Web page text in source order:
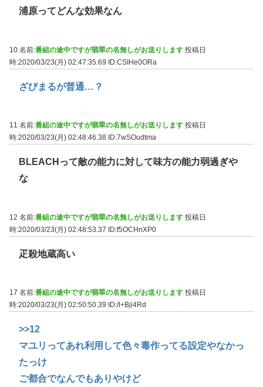
浦原ってどんな効果なん
10 名前:番組の途中ですが翡翠の名無しがお送りします 投稿日
時:2020/03/23(月) 02:47:35.69 ID:CSIHe0ORa
ざびまるが普通…？
11 名前:番組の途中ですが翡翠の名無しがお送りします 投稿日
時:2020/03/23(月) 02:48:46.38 ID:7wSOudtma
BLEACHって敵の能力に対して味方の能力弱過ぎや
な
12 名前:番組の途中ですが翡翠の名無しがお送りします 投稿日
時:2020/03/23(月) 02:48:53.37 ID:f5OCHnXP0
疋殺地蔵高い
17 名前:番組の途中ですが翡翠の名無しがお送りします 投稿日
時:2020/03/23(月) 02:50:50.39
ID:/l+Bji4Rd
>>12
マユリってあれ利用して色々毒作ってる設定やなかっ
たっけ
ご都合でなんでもありやけど